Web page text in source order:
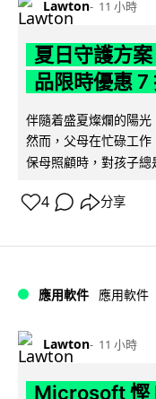
Lawton 11 小時
夏日守護方
品限時優惠 7
伴隨着盛夏燦爛的陽光
然而，父母在忙碌工
保母照顧時，對孩子總
4 分享
應用軟件 應用軟件
Lawton 11 小時
Microsoft 慳